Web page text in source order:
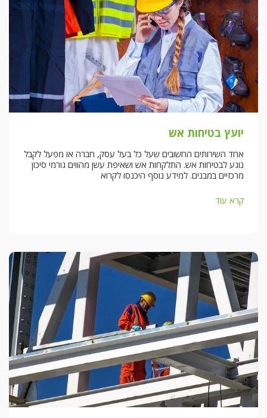
יועץ בטיחות אש
אחד השירותים החשובים שעל כל בעל עסק, חברה או מפעל לקבל
נוגע לבטיחות אש. התלקחות אש ושאיפת עשן מהווים גורמי סיכון
מרכזיים במבנים. למידע נוסף היכנסו לקרוא
קרא עוד